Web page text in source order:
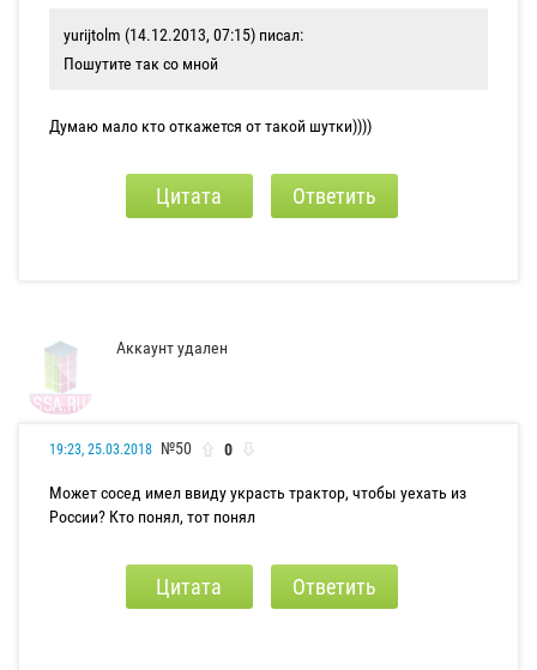
yurijtolm (14.12.2013, 07:15) писал:
Пошутите так со мной
Думаю мало кто откажется от такой шутки))))
Цитата Ответить
Аккаунт удален
19:23, 25.03.2018 №50 0
Может сосед имел ввиду украсть трактор, чтобы уехать из
России? Кто понял, тот понял
Цитата Ответить